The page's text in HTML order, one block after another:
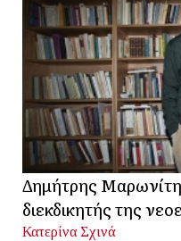
Δημήτρης
διεκδικητής της
Κατερίνα Σχινά